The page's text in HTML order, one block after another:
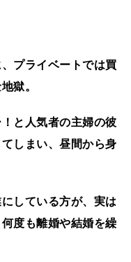
プライベートでは買
獄。
と人気者の主婦の彼
しまい、昼間から身
している方が、実は
度も離婚や結婚を繰